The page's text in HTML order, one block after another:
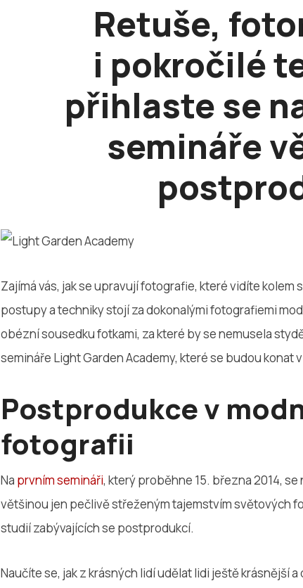
Retuše,
i pokročilé
přihlaste se
semináře
Zajímá vás, jak se upravují fotografie, které vidíte kolem
postupy a techniky stojí za dokonalými fotografiemi
obézní sousedku fotkami, za které by se nemusela
semináře Light Garden Academy, které se budou konat
Postprodukce v
fotografii
Na prvním semináři, který proběhne 15. března 2014,
většinou jen pečlivě střeženým tajemstvím světových
studií zabývajících se postprodukcí.
Naučíte se, jak z krásných lidí udělat lidi ještě krásnější